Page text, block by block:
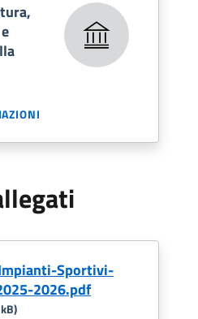
Sportivi-
2026.pdf